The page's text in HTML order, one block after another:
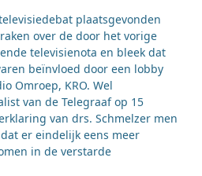
plaatsgevonden
over de door het vorige
televisienota en bleek dat
beïnvloed door een lobby
Omroep, KRO. Wel
van de Telegraaf op 15
van drs. Schmelzer men
er eindelijk eens meer
in de verstarde